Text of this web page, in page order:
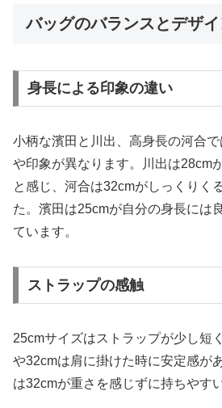
バッグのバランスとデザイ
身長による印象の違い
小柄な濱田と川出、高身長の河合
や印象が異なります。川出は28cm
と感じ、河合は32cmがしっくりく
た。濱田は25cmが自分の身長には
ています。
ストラップの感触
25cmサイズはストラップが少し短
や32cmは肩に掛けた時に安定感が
は32cmが重さを感じずに持ちやす